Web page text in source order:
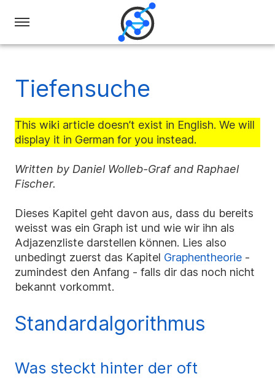
Swiss
Olympiad
in
Informatics
Tiefensuche
This wiki article doesn’t exist in English. We will
display it in German for you instead.
Written by Daniel Wolleb-Graf and Raphael
Fischer.
Dieses Kapitel geht davon aus, dass du bereits
weisst was ein Graph ist und wie wir ihn als
Adjazenzliste darstellen können. Lies also
unbedingt zuerst das Kapitel Graphentheorie -
zumindest den Anfang - falls dir das noch nicht
bekannt vorkommt.
Standardalgorithmus
Was steckt hinter der oft